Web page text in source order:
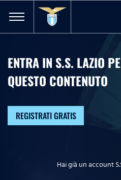
ENTRA IN S.S. LAZIO
QUESTO CONTENUTO
REGISTRATI GRATIS
Hai già un account